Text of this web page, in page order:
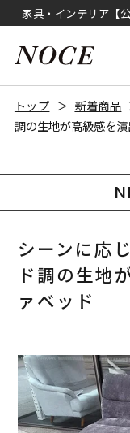
家具・インテリア【
トップ 新着商品
調の生地が高級感を
シーンに応
ド調の生地
ァベッド